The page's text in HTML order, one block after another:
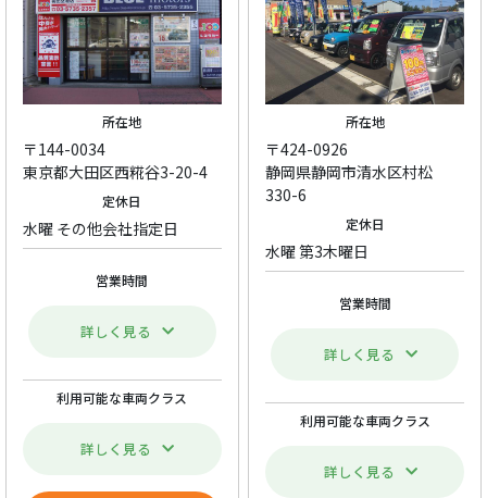
所在地
〒144-0034
東京都大田区西糀谷3-20-4
定休日
水曜 その他会社指定日
営業時間
詳しく見る
利用可能な車両クラス
詳しく見る
所在地
〒424-0926
静岡県静岡市清水区村松
330-6
定休日
水曜 第3木曜日
営業時間
詳しく見る
利用可能な車両クラス
詳しく見る